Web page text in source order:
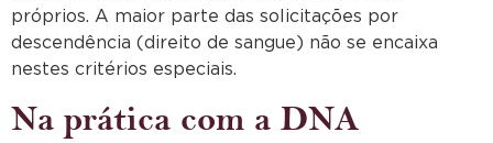
próprios. A maior parte das solicitações por
descendência (direito de sangue) não se encaixa
nestes critérios especiais.
Na prática com a DNA